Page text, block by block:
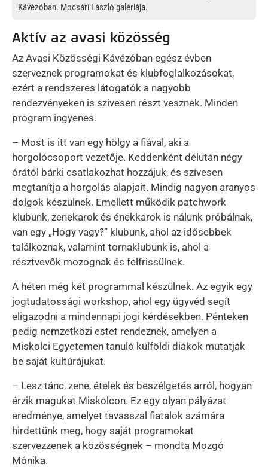
Kávézóban. Mocsári László galériája.
Aktív az avasi közösség
Az Avasi Közösségi Kávézóban egész évben
szerveznek programokat és klubfoglalkozásokat,
ezért a rendszeres látogatók a nagyobb
rendezvényeken is szívesen részt vesznek. Minden
program ingyenes.
– Most is itt van egy hölgy a fiával, aki a
horgolócsoport vezetője. Keddenként délután négy
órától bárki csatlakozhat hozzájuk, és szívesen
megtanítja a horgolás alapjait. Mindig nagyon aranyos
dolgok készülnek. Emellett működik patchwork
klubunk, zenekarok és énekkarok is nálunk próbálnak,
van egy „Hogy vagy?” klubunk, ahol az idősebbek
találkoznak, valamint tornaklubunk is, ahol a
résztvevők mozognak és felfrissülnek.
A héten még két programmal készülnek. Az egyik egy
jogtudatossági workshop, ahol egy ügyvéd segít
eligazodni a mindennapi jogi kérdésekben. Pénteken
pedig nemzetközi estet rendeznek, amelyen a
Miskolci Egyetemen tanuló külföldi diákok mutatják
be saját kultúrájukat.
– Lesz tánc, zene, ételek és beszélgetés arról, hogyan
érzik magukat Miskolcon. Ez egy olyan pályázat
eredménye, amelyet tavasszal fiatalok számára
hirdettünk meg, hogy saját programokat
szervezzenek a közösségnek – mondta Mozgó
Mónika.